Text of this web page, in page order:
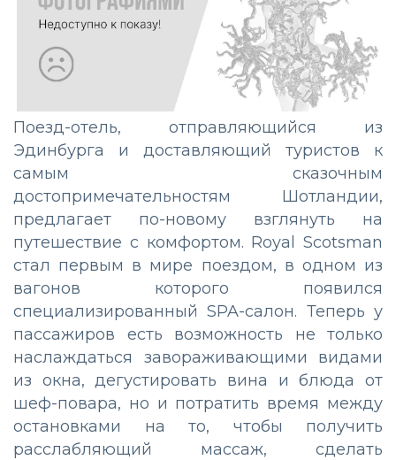
Поезд-отель, отправляющийся из
Эдинбурга и доставляющий туристов к
самым сказочным
достопримечательностям Шотландии,
предлагает по-новому взглянуть на
путешествие с комфортом. Royal Scotsman
стал первым в мире поездом, в одном из
вагонов которого появился
специализированный SPA-салон. Теперь у
пассажиров есть возможность не только
наслаждаться завораживающими видами
из окна, дегустировать вина и блюда от
шеф-повара, но и потратить время между
остановками на то, чтобы получить
расслабляющий массаж, сделать